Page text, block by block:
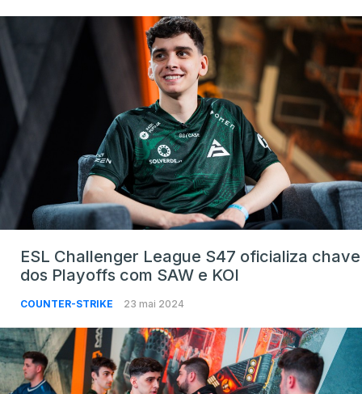
ESL Challenger League S47 oficializa chave
dos Playoffs com SAW e KOI
COUNTER-STRIKE 23 mai 2024